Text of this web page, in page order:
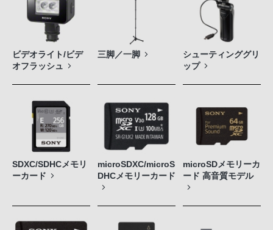
ビデオライト/ビデ
オフラッシュ
三脚／一脚
シューティンググリ
ップ
SDXC/SDHCメモリ
ーカード
microSDXC/microS
DHCメモリーカード
microSDメモリーカ
ード 高音質モデル